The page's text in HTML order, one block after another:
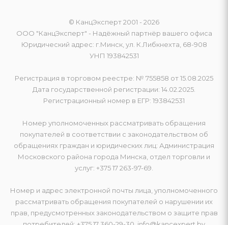
© КанцЭксперт 2001 - 2026
ООО "КанцЭксперт" - Надёжный партнёр вашего офиса
Юридический адрес: г.Минск, ул. К.Либкнехта, 68-908
УНП 193842531
Регистрация в торговом реестре: № 755858 от 15.08.2025
Дата государственной регистрации: 14.02.2025.
Регистрационный номер в ЕГР: 193842531
Номер уполномоченных рассматривать обращения
покупателей в соответствии с законодательством об
обращениях граждан и юридических лиц: Администрация
Московского района города Минска, отдел торговли и
услуг: +375 17 263-97-69.
Номер и адрес электронной почты лица, уполномоченного
рассматривать обращения покупателей о нарушении их
прав, предусмотренных законодательством о защите прав